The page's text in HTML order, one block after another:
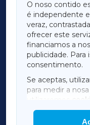
O noso contido
é independente
veraz,
ofrecer este
financiamos a
publicidade. Para
consentimento.
Se aceptas,
para medir a
utilizaremos
mostrar